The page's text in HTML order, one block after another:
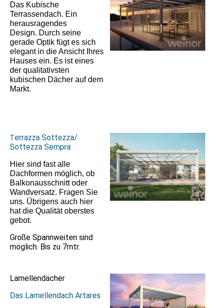
Das Kubische
Terrassendach. Ein
herausragendes
Design. Durch seine
gerade Optik fügt es sich
elegant in die Ansicht Ihres
Hauses ein. Es ist eines
der qualitativsten
kubischen Dächer auf dem
Markt.
Terrazza Sottezza/
Sottezza Sempra
Hier sind fast alle
Dachformen möglich, ob
Balkonausschnitt oder
Wandversatz. Fragen Sie
uns. Übrigens auch hier
hat die Qualität oberstes
gebot.
Große Spannweiten sind
möglich. Bis zu 7mtr.
Lamellendächer
Das Lamellendach Artares